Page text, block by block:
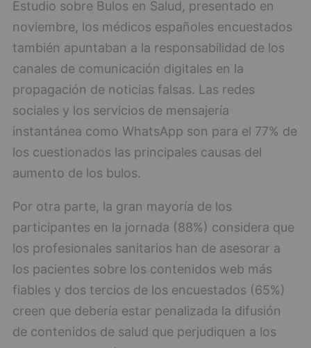
Estudio sobre Bulos en Salud, presentado en
noviembre, los médicos españoles encuestados
también apuntaban a la responsabilidad de los
canales de comunicación digitales en la
propagación de noticias falsas. Las redes
sociales y los servicios de mensajería
instantánea como WhatsApp son para el 77% de
los cuestionados las principales causas del
aumento de los bulos.
Por otra parte, la gran mayoría de los
participantes en la jornada (88%) considera que
los profesionales sanitarios han de asesorar a
los pacientes sobre los contenidos web más
fiables y dos tercios de los encuestados (65%)
creen que debería estar penalizada la difusión
de contenidos de salud que perjudiquen a los